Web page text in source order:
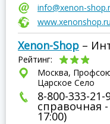
info@xenon-
www.xenonshop.ru
Xenon-Shop –
Рейтинг:
Москва,
Царское Село
8-800-333-
справочная -
17:00)